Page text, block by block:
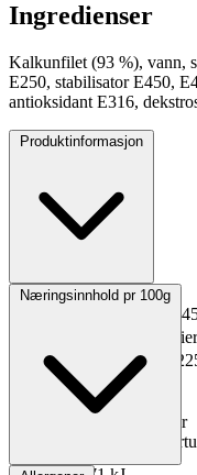
Ingredienser
Kalkunfilet (93 %), vann,
E250, stabilisator E450,
antioksidant E316,
Produktinformasjon
Opprinnelsesland Norge
GTIN
Kopiert!
Vekt pakning
0.5 kg
Oppbevaring 0 til 4°C
32 dager
Grossist
Næringsinnhold pr 100g